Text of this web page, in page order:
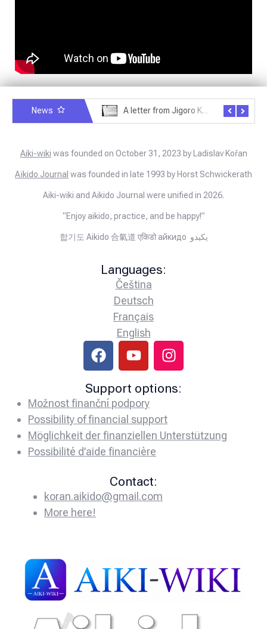
News A letter from Jigoro Kano to Moritaka Ueshiba
Aiki-wiki was founded on October 31, 2023 by Ladislav Kořan
Aïkido Journal was founded in late 1993 by Horst Schwickerath
Aiki-wiki and Aikido Journal were unified in 2026.
“Enjoy aikido, practice, and be happy!”
합기도 Aikido 合氣道 एकिडो айкидо يكيدو
Languages:
Čeština
Deutsch
Français
English
Support options:
Možnost finanční podpory
Possibility of financial support
Möglichkeit der finanziellen Unterstützung
Possibilité d’aide financière
Contact:
koran.aikido@gmail.com
More here!